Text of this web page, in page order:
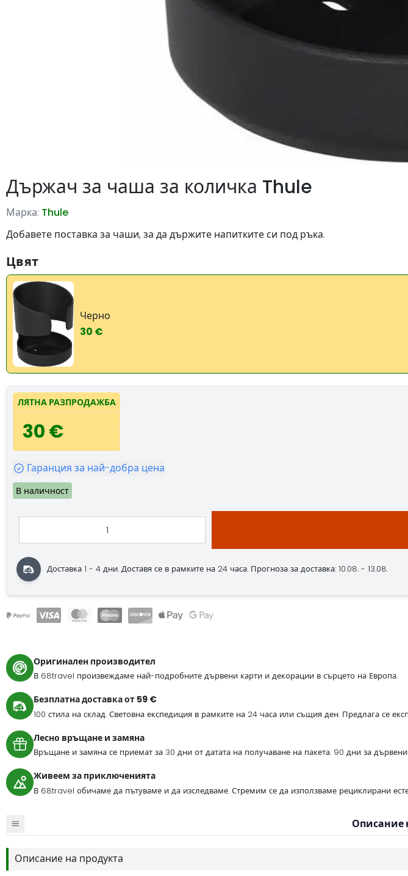
Държач за чаша за количка Thule
Марка: Thule
Добавете поставка за чаши, за да държите напитките си под ръка.
Цвят
Черно
30 €
ЛЯТНА РАЗПРОДАЖБА
30 €
Гаранция за най-добра цена
В наличност
Доставка 1 - 4 дни.Доставя се в рамките на 24 часа. Прогноза за доставка: 10.08. - 13.08.
Оригинален производител
В 68travel произвеждаме най-подробните дървени карти и декорации в сърцето на Европа.
Безплатна доставка от 59 €
100 стила на склад. Световна експедиция в рамките на 24 часа или същия ден. Предлага се
Лесно връщане и замяна
Връщане и замяна се приемат за 30 дни от датата на получаване на пакета. 90 дни за
Живеем за приключенията
В 68travel обичаме да пътуваме и да изследваме. Стремим се да използваме рециклирани
Описание
Описание на продукта